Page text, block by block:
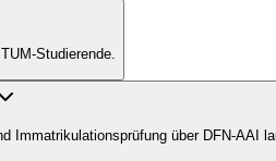
Studierende.
über DFN-AAI